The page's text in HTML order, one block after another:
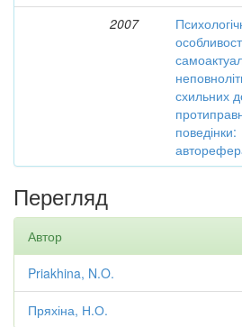
2007
схильних
поведінки:
Перегляд
Автор
Priakhina, N.O.
Пряхіна, Н.О.